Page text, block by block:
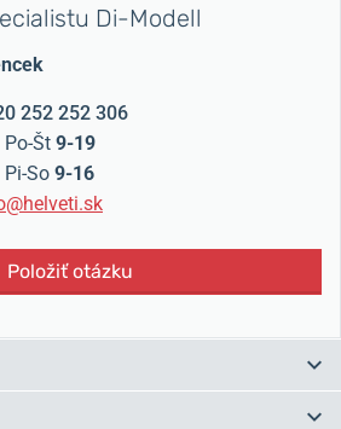
Di-Modell
252 252 306
Po-Št 9-19
Pi-So 9-16
Položiť otázku